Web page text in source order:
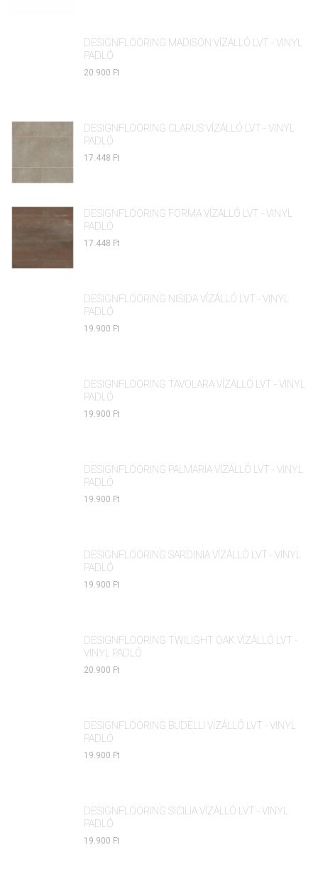
DESIGNFLOORING MADISON VÍZÁLLÓ LVT - VINYL
PADLÓ
20.900 Ft
DESIGNFLOORING CLARUS VÍZÁLLÓ LVT - VINYL
PADLÓ
17.448 Ft
DESIGNFLOORING FORMA VÍZÁLLÓ LVT - VINYL
PADLÓ
17.448 Ft
DESIGNFLOORING NISIDA VÍZÁLLÓ LVT - VINYL
PADLÓ
19.900 Ft
DESIGNFLOORING TAVOLARA VÍZÁLLÓ LVT - VINYL
PADLÓ
19.900 Ft
DESIGNFLOORING PALMARIA VÍZÁLLÓ LVT - VINYL
PADLÓ
19.900 Ft
DESIGNFLOORING SARDINIA VÍZÁLLÓ LVT - VINYL
PADLÓ
19.900 Ft
DESIGNFLOORING TWILIGHT OAK VÍZÁLLÓ LVT -
VINYL PADLÓ
20.900 Ft
DESIGNFLOORING BUDELLI VÍZÁLLÓ LVT - VINYL
PADLÓ
19.900 Ft
DESIGNFLOORING SICILIA VÍZÁLLÓ LVT - VINYL
PADLÓ
19.900 Ft